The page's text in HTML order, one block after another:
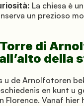
La chiesa è
un prezioso
Torre di
della
u de Arnolfotoren
en kunt u
Florence. Vanaf